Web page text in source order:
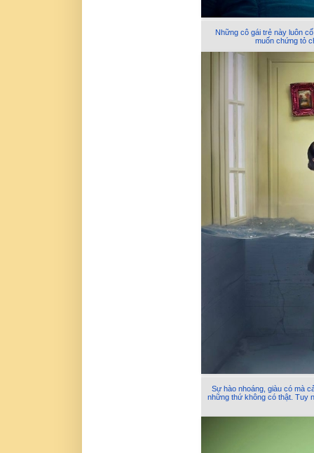
Những cô gái trẻ này luôn
muốn chứng tỏ
Sự hào nhoáng, giàu có mà
những thứ không có thật. Tuy